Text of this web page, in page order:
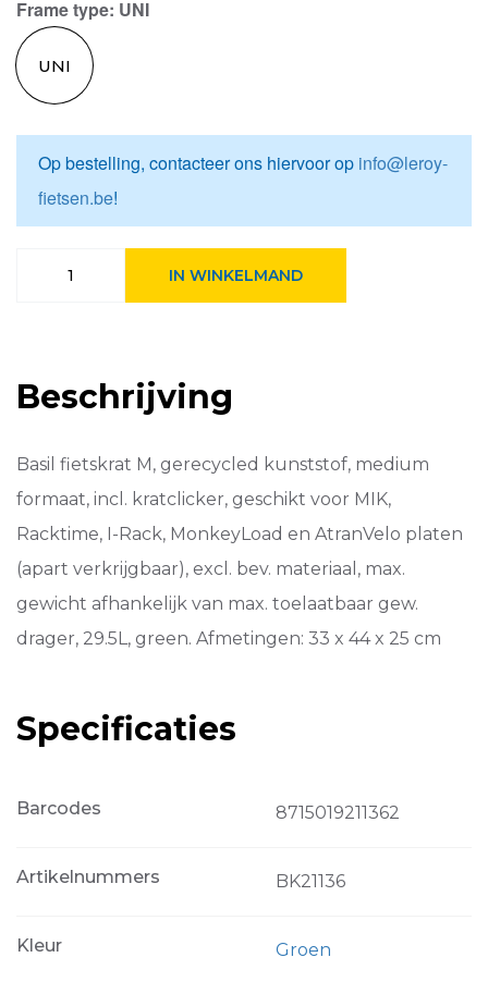
Frame type: UNI
UNI
Op bestelling, contacteer ons hiervoor op info@leroy-
fietsen.be!
fietskrat
Green
aantal
IN WINKELMAND
Beschrijving
Basil fietskrat M, gerecycled kunststof, medium
formaat, incl. kratclicker, geschikt voor MIK,
Racktime, I-Rack, MonkeyLoad en AtranVelo platen
(apart verkrijgbaar), excl. bev. materiaal, max.
gewicht afhankelijk van max. toelaatbaar gew.
drager, 29.5L, green. Afmetingen: 33 x 44 x 25 cm
Specificaties
Barcodes 8715019211362
Artikelnummers BK21136
Kleur Groen